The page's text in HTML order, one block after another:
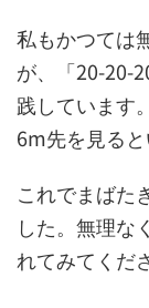
私もかつては
が、「20-20-
践しています
6m先を見ると
これでまばた
した。無理な
れてみてくだ